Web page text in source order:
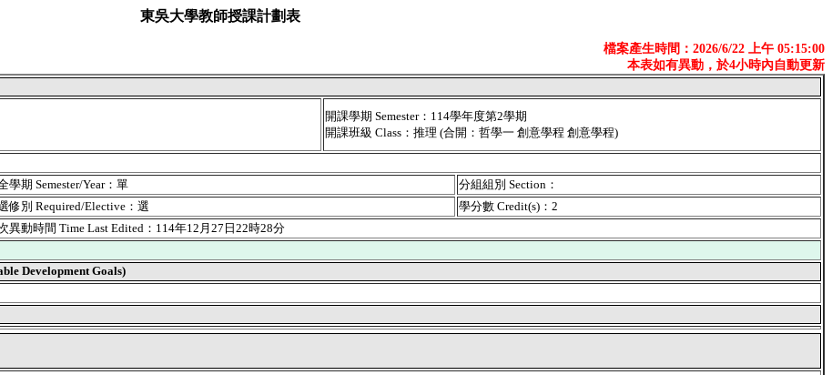
東吳大學教師授課計劃表
檔案產生時間：2026/6/22 上午 05:15:00
本表如有異動，於4小時內自動更新
開課學期 Semester：114學年度第2學期
開課班級 Class：推理 (合開：哲學一 創意學程 創意學程)
學期 Semester/Year：單
分組組別 Section：
修別 Required/Elective：選
學分數 Credit(s)：2
異動時間 Time Last Edited：114年12月27日22時28分
Development Goals)